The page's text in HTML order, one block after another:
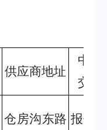
供应商地址
中标
交）
仓房沟东路 报价：